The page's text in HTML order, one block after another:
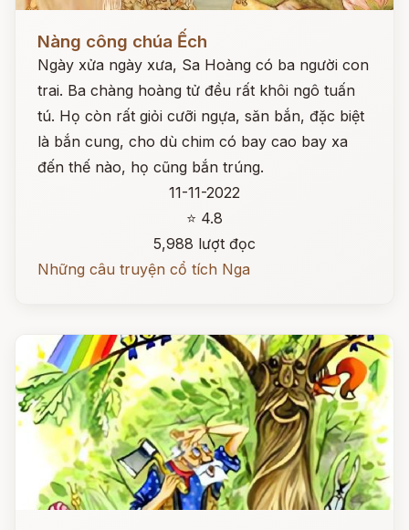
Nàng công chúa Ếch
Ngày xửa ngày xưa, Sa Hoàng có ba người con
trai. Ba chàng hoàng tử đều rất khôi ngô tuấn
tú. Họ còn rất giỏi cưỡi ngựa, săn bắn, đặc biệt
là bắn cung, cho dù chim có bay cao bay xa
đến thế nào, họ cũng bắn trúng.
11-11-2022
⭐ 4.8
5,988 lượt đọc
Những câu truyện cổ tích Nga